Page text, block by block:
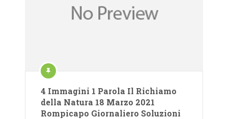
4 Immagini 1 Parola Il Richiamo
della Natura 18 Marzo 2021
Rompicapo Giornaliero Soluzioni